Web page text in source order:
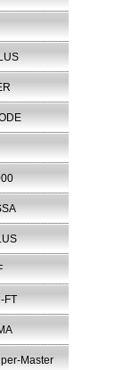
FT
Master